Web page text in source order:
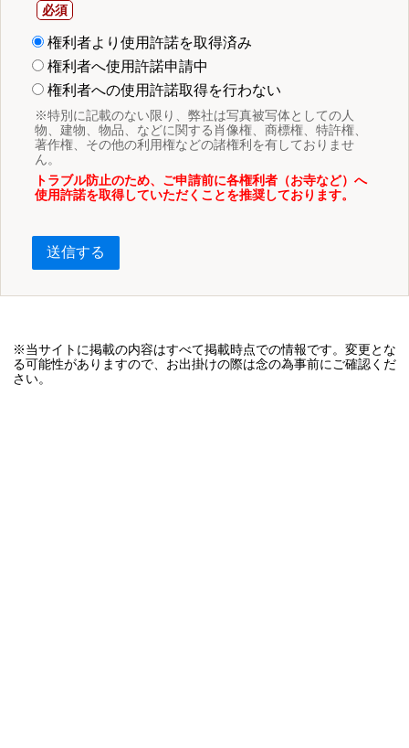
権利者より使用許諾を取得済み
権利者へ使用許諾申請中
権利者への使用許諾取得を行わない
※特別に記載のない限り、弊社は写真被写体としての人
物、建物、物品、などに関する肖像権、商標権、特許権、
著作権、その他の利用権などの諸権利を有しておりませ
ん。
トラブル防止のため、ご申請前に各権利者（お寺など）へ
使用許諾を取得していただくことを推奨しております。
送信する
※当サイトに掲載の内容はすべて掲載時点での情報です。変更とな
る可能性がありますので、お出掛けの際は念の為事前にご確認くだ
さい。